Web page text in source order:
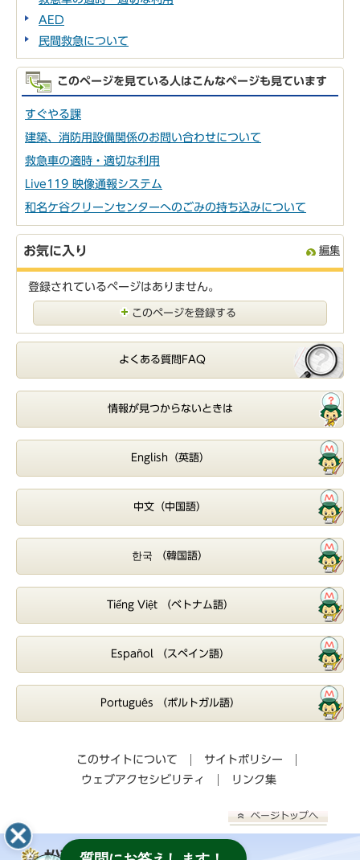
AED
民間救急について
このページを見ている人はこんなページも見ています
すぐやる課
建築、消防用設備関係のお問い合わせについて
救急車の適時・適切な利用
Live119 映像通報システム
和名ケ谷クリーンセンターへのごみの持ち込みについて
お気に入り 編集
登録されているページはありません。
このページを登録する
よくある質問FAQ
情報が見つからないときは
English（英語）
中文（中国語）
한국 （韓国語）
Tiếng Việt （ベトナム語）
Español （スペイン語）
Português （ポルトガル語）
このサイトについて
サイトポリシー
ウェブアクセシビリティ
リンク集
松戸市消防局